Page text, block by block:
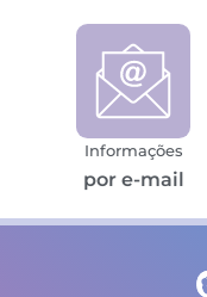
Informações
por e-mail